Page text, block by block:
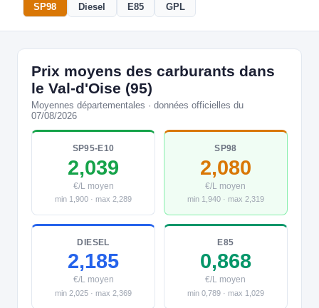
SP98 Diesel E85 GPL
Prix moyens des carburants dans
le Val-d'Oise (95)
Moyennes départementales · données officielles du
07/08/2026
SP95-E10
2,039
€/L moyen
min 1,900 · max 2,289
SP98
2,080
€/L moyen
min 1,940 · max 2,319
DIESEL
2,185
€/L moyen
min 2,025 · max 2,369
E85
0,868
€/L moyen
min 0,789 · max 1,029